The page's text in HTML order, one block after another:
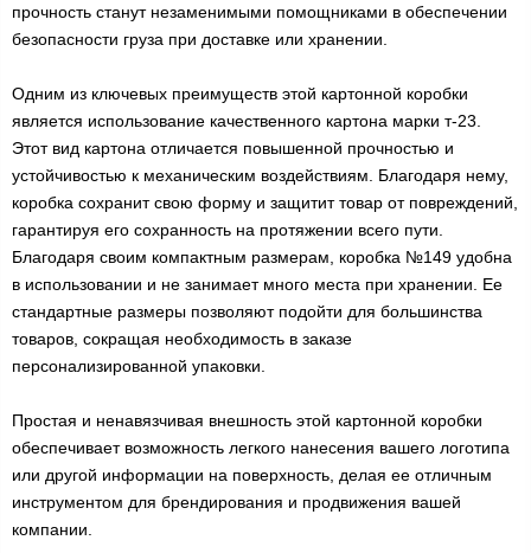
прочность станут незаменимыми помощниками в обеспечении
безопасности груза при доставке или хранении.
Одним из ключевых преимуществ этой картонной коробки
является использование качественного картона марки т-23.
Этот вид картона отличается повышенной прочностью и
устойчивостью к механическим воздействиям. Благодаря нему,
коробка сохранит свою форму и защитит товар от повреждений,
гарантируя его сохранность на протяжении всего пути.
Благодаря своим компактным размерам, коробка №149 удобна
в использовании и не занимает много места при хранении. Ее
стандартные размеры позволяют подойти для большинства
товаров, сокращая необходимость в заказе
персонализированной упаковки.
Простая и ненавязчивая внешность этой картонной коробки
обеспечивает возможность легкого нанесения вашего логотипа
или другой информации на поверхность, делая ее отличным
инструментом для брендирования и продвижения вашей
компании.